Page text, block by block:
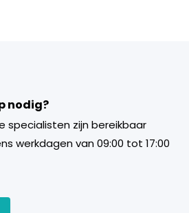
nodig?
specialisten zijn bereikbaar
werkdagen van 09:00 tot 17:00